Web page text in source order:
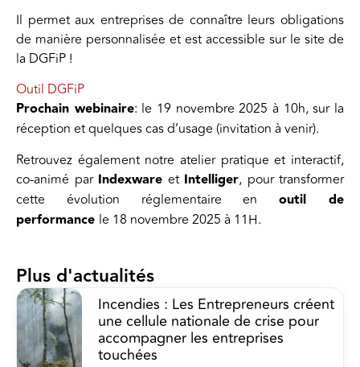
Il permet aux entreprises de connaître leurs obligations
de manière personnalisée et est accessible sur le site de
la DGFiP !
Outil DGFiP
Prochain webinaire: le 19 novembre 2025 à 10h, sur la
réception et quelques cas d’usage (invitation à venir).
Retrouvez également notre atelier pratique et interactif,
co-animé par Indexware et Intelliger, pour transformer
cette évolution réglementaire enoutil de
performance le 18 novembre 2025 à 11H.
Plus d'actualités
Incendies : Les Entrepreneurs créent
une cellule nationale de crise pour
accompagner les entreprises
touchées